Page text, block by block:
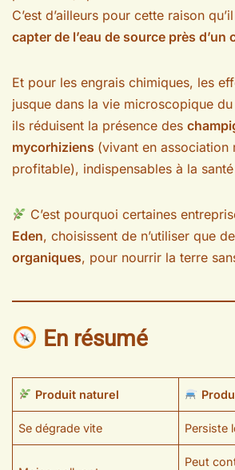
C’est d’ailleurs pour cette raison
capter de l’eau de source près d’un
Et pour les engrais chimiques, les
jusque dans la vie microscopique
ils réduisent la présence des
mycorhiziens (vivant en association
profitable), indispensables à la
C’est pourquoi certaines
Eden, choisissent de n’utiliser que
organiques, pour nourrir la terre
En résumé
Produit naturel
Se dégrade vite Persiste
Peut